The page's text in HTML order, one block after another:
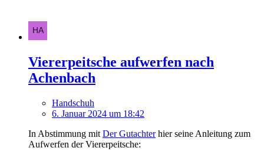
Viererpeitsche aufwerfen nach
Achenbach
Handschuh
6. Januar 2024 um 18:42
In Abstimmung mit Der Gutachterhier seine Anleitung zum
Aufwerfen der Viererpeitsche: